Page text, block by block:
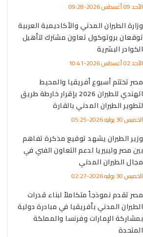
الأحد 09 أغسطس 2026-09:28
وزارة الطيران المدني والأكاديمية العربية
توقعان بروتوكول تعاون مشترك لتأهيل
الكوادر البشرية
الأحد 02 أغسطس 2026-10:41
مصر تختتم أسبوع أفريقيا والمحيط
الهندي للطيران 2026 بإقرار خارطة طريق
لتطوير الطيران المدني بالقارة
الخميس 30 يوليه 2026-05:25
وزير الطيران يشهد توقيع مذكرة تفاهم
بين مصر وليبيريا لدعم التعاون الفني في
مجال الطيران المدني
الخميس 30 يوليه 2026-02:27
مصر تقدم نموذجاً متكاملاً لبناء قدرات
الطيران المدني بأفريقيا في مبادرة دولية
بمشاركة الإمارات وفرنسا والمملكة
المتحدة